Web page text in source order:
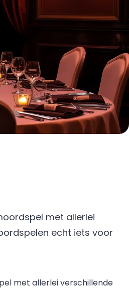
met allerlei
echt iets voor
met allerlei verschillende